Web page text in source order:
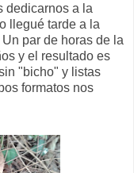
dedicarnos a la
llegué tarde a la
par de horas de la
y el resultado es
"bicho" y listas
formatos nos